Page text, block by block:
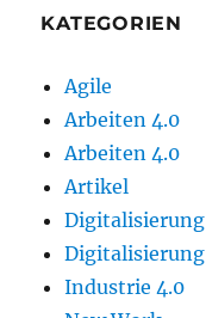
KATEGORIEN
Agile
Arbeiten 4.0
Arbeiten 4.0
Artikel
Digitalisierung
Digitalisierung
Industrie 4.0